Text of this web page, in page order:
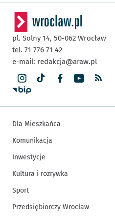
pl. Solny 14, 50-062 Wrocław
tel. 71 776 71 42
e-mail: redakcja@araw.pl
Dla Mieszkańca
Komunikacja
Inwestycje
Kultura i rozrywka
Sport
Przedsiębiorczy Wrocław